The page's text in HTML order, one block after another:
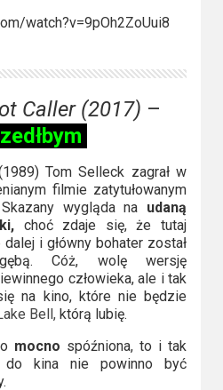
watch?v=9pOh2ZoUui8
Caller (2017) –
Tom Selleck zagrał w
filmie zatytułowanym
Skazany wygląda na udaną
choć zdaje się, że tutaj
i główny bohater został
Cóż, wolę wersję
człowieka, ale i tak
na kino, które nie będzie
Bell,którą lubię.
mocno spóźniona, to i tak
do kina nie powinno być